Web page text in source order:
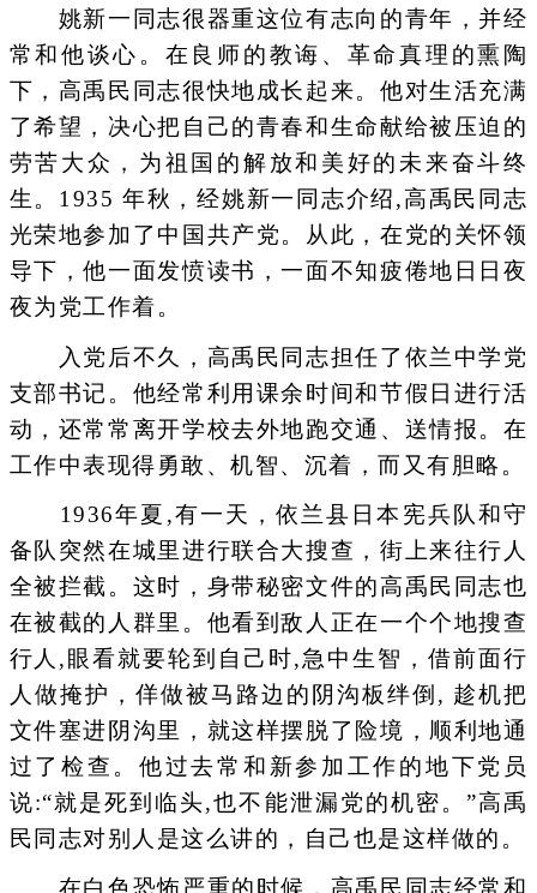
姚新一同志很器重这位有志向的青年，并经
常和他谈心。在良师的教诲、革命真理的熏陶
下，高禹民同志很快地成长起来。他对生活充满
了希望，决心把自己的青春和生命献给被压迫的
劳苦大众，为祖国的解放和美好的未来奋斗终
生。1935 年秋，经姚新一同志介绍,高禹民同志
光荣地参加了中国共产党。从此，在党的关怀领
导下，他一面发愤读书，一面不知疲倦地日日夜
夜为党工作着。
入党后不久，高禹民同志担任了依兰中学党
支部书记。他经常利用课余时间和节假日进行活
动，还常常离开学校去外地跑交通、送情报。在
工作中表现得勇敢、机智、沉着，而又有胆略。
1936年夏,有一天，依兰县日本宪兵队和守
备队突然在城里进行联合大搜查，街上来往行人
全被拦截。这时，身带秘密文件的高禹民同志也
在被截的人群里。他看到敌人正在一个个地搜查
行人,眼看就要轮到自己时,急中生智，借前面行
人做掩护，佯做被马路边的阴沟板绊倒, 趁机把
文件塞进阴沟里，就这样摆脱了险境，顺利地通
过了检查。他过去常和新参加工作的地下党员
说:“就是死到临头,也不能泄漏党的机密。”高禹
民同志对别人是这么讲的，自己也是这样做的。
在白色恐怖严重的时候，高禹民同志经常和